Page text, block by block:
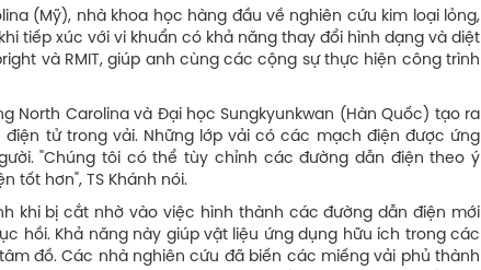
(Mỹ), nhà khoa học hàng đầu về nghiên cứu kim loại lỏng,
tiếp xúc với vi khuẩn có khả năng thay đổi hình dạng và diệt
và RMIT, giúp anh cùng các cộng sự thực hiện công trình
Carolina và Đại học Sungkyunkwan (Hàn Quốc) tạo ra
tử trong vải. Những lớp vải có các mạch điện được ứng
"Chúng tôi có thể tùy chỉnh các đường dẫn điện theo ý
tốt hơn", TS Khánh nói.
khi bị cắt nhờ vào việc hình thành các đường dẫn điện mới
hồi. Khả năng này giúp vật liệu ứng dụng hữu ích trong các
đồ. Các nhà nghiên cứu đã biến các miếng vải phủ thành